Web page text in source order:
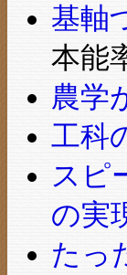
基軸
本能
農学
工科
スピ
の実
たっ